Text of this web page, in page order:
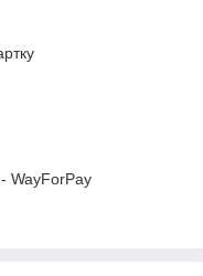
WayForPay